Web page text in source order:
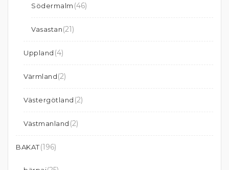
Södermalm (46)
Vasastan(21)
Uppland (4)
Värmland(2)
Västergötland (2)
Västmanland (2)
BAKAT(196)